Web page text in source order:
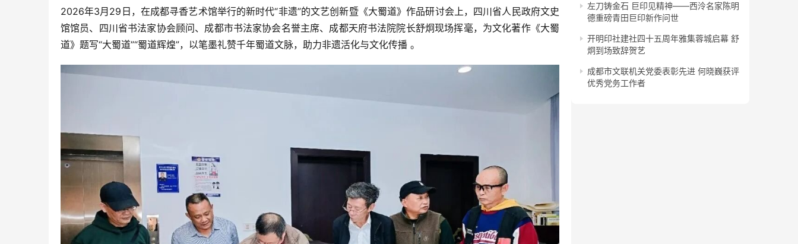
2026年3月29日，在成都寻香艺术馆举行的新时代“非遗”的文艺创新暨《大蜀道》作品研讨会上，四川省人民政府文史
馆馆员、四川省书法家协会顾问、成都市书法家协会名誉主席、成都天府书法院院长舒炯现场挥毫，为文化著作《大蜀
道》题写“大蜀道”“蜀道辉煌”，以笔墨礼赞千年蜀道文脉，助力非遗活化与文化传播 。
左刀铸金石 巨印见精神——西泠名家陈明
德重磅青田巨印新作问世
开明印社建社四十五周年雅集蓉城启幕 舒
炯到场致辞贺艺
成都市文联机关党委表彰先进 何晓巍获评
优秀党务工作者